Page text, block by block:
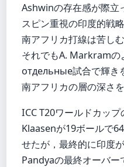
Ashwinの存在感が際立
スピン重視の印度的戦
南アフリカ打線は苦し
それでもA. Markramの
отдельные試合で輝き
南アフリカの層の深さを
ICC T20ワールドカッ
Klaasenが19ボールで
せたが，最終的に印度
Pandyaの最終オーバー